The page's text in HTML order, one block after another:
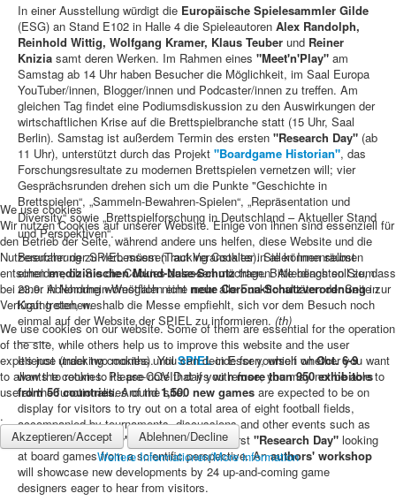
In einer Ausstellung würdigt die Europäische Spielesammler Gilde
(ESG) an Stand E102 in Halle 4 die Spieleautoren Alex Randolph,
Reinhold Wittig, Wolfgang Kramer, Klaus Teuber und Reiner
Knizia samt deren Werken. Im Rahmen eines "Meet'n'Play" am
Samstag ab 14 Uhr haben Besucher die Möglichkeit, im Saal Europa
YouTuber/innen, Blogger/innen und Podcaster/innen zu treffen. Am
gleichen Tag findet eine Podiumsdiskussion zu den Auswirkungen der
wirtschaftlichen Krise auf die Brettspielbranche statt (15 Uhr, Saal
Berlin). Samstag ist außerdem Termin des ersten "Research Day" (ab
11 Uhr), unterstützt durch das Projekt "Boardgame Historian", das
Forschungsresultate zu modernen Brettspielen vernetzen will; vier
Gesprächsrunden drehen sich um die Punkte "Geschichte in
Brettspielen“, „Sammeln-Bewahren-Spielen“, „Repräsentation und
Diversity“ sowie „Brettspielforschung in Deutschland – Aktueller Stand
und Perspektiven“.
Besucher der SPIEL müssen laut Veranstalter in allen Innenräumen
einenmedizinischen Mund-Nase-Schutztragen. Allerdings soll zum
23.9. in Nordrhein-Westfalen eine neue Corona-Schutzverordnungin
Kraft treten, weshalb die Messe empfiehlt, sich vor dem Besuch noch
einmal auf der Website der SPIEL zu informieren. (th)
_____
It's just under two months untilSPIELin Essen, which onOct. 6-9
wants to return to its pre-COVID days withmore than 950 exhibitors
from 56 countries. Around1,500 new games are expected to be on
display for visitors to try out on a total area of eight football fields,
accompanied by tournaments, discussions and other events such as
the"Educators' Day" for teachers or the first "Research Day" looking
at board games from a scientific perspective. Anauthors' workshop
will showcase new developments by 24 up-and-coming game
designers eager to hear from visitors.
We use cookies
Wir nutzen Cookies auf unserer Website. Einige von ihnen sind essenziell für
den Betrieb der Seite, während andere uns helfen, diese Website und die
Nutzererfahrung zu verbessern (Tracking Cookies). Sie können selbst
entscheiden, ob Sie die Cookies zulassen möchten. Bitte beachten Sie, dass
bei einer Ablehnung womöglich nicht mehr alle Funktionalitäten der Seite zur
Verfügung stehen.
We use cookies on our website. Some of them are essential for the operation
of the site, while others help us to improve this website and the user
experience (tracking cookies). You can decide for yourself whether you want
to allow the cookies. Please note that if you refuse, you may not be able to
use all the functionalities of the site.
.
Akzeptieren/Accept
Ablehnen/Decline
Weitere Informationen/More information